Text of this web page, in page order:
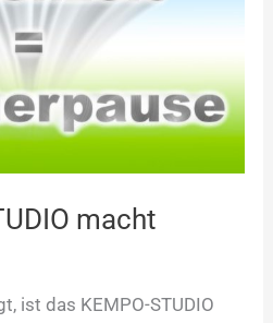
macht
ist das KEMPO-STUDIO